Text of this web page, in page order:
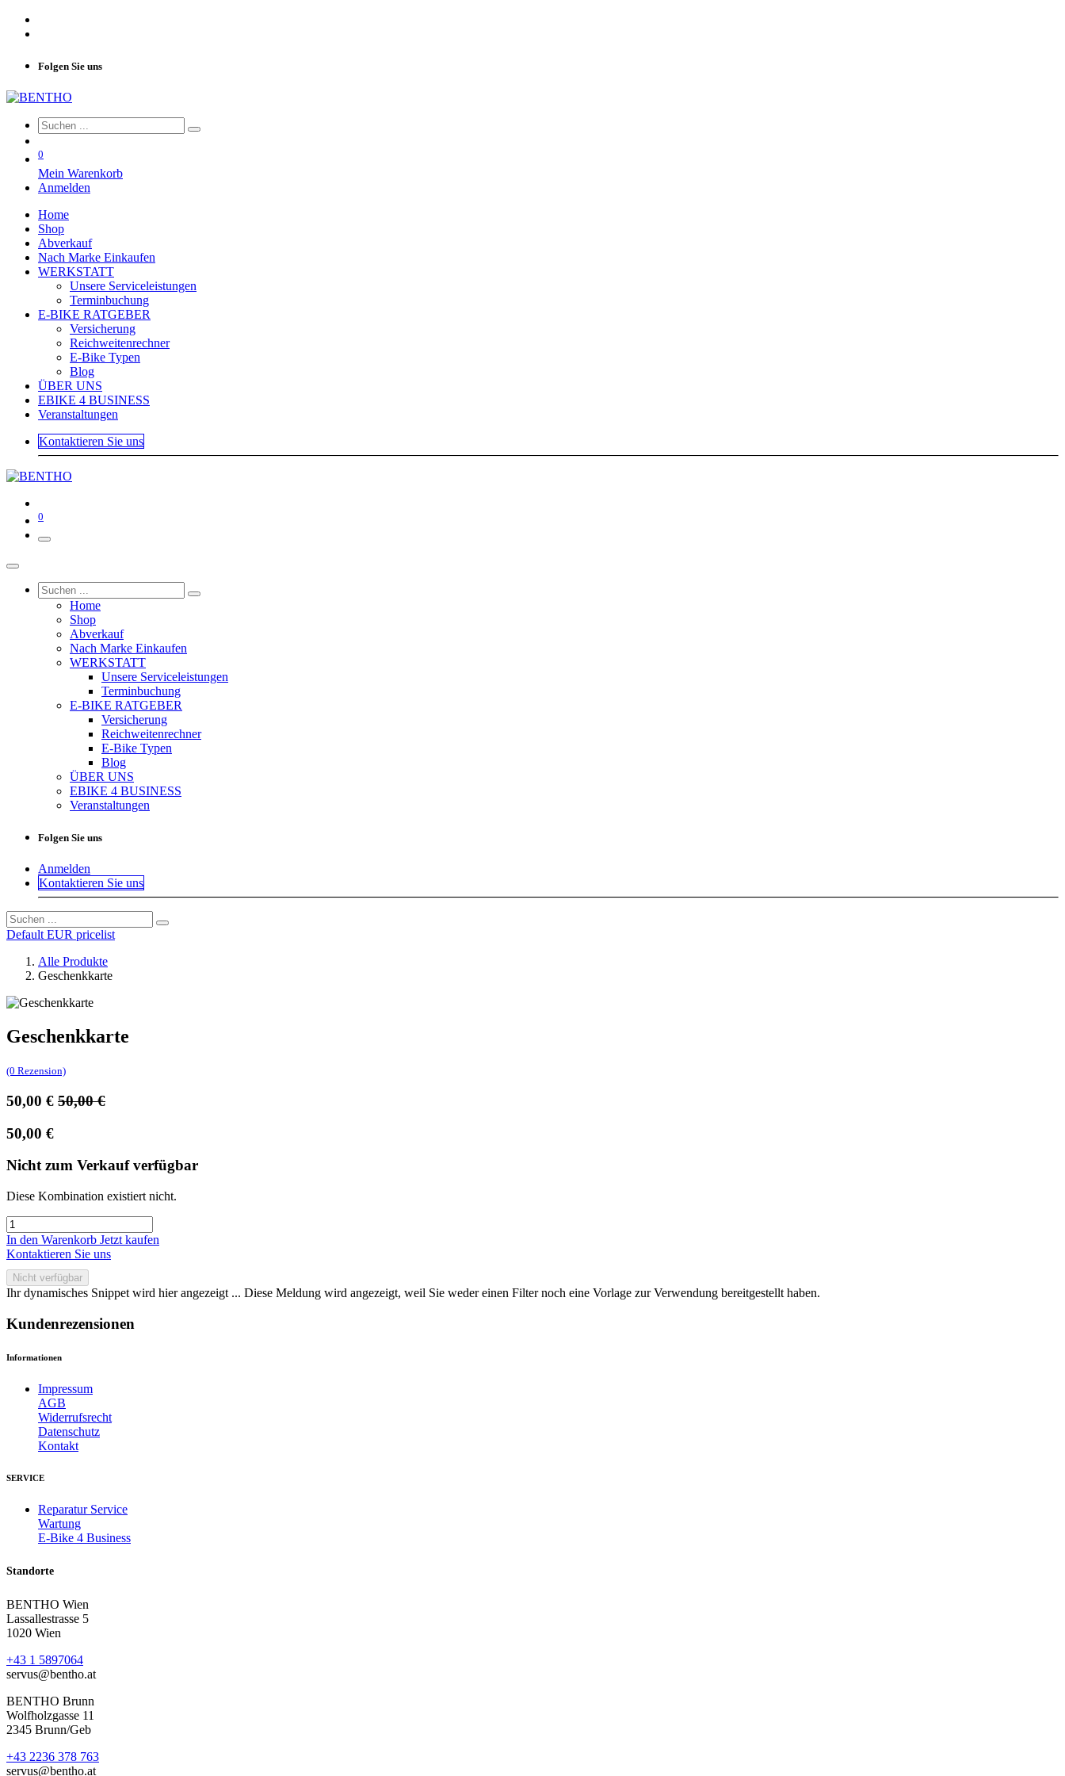
Folgen Sie uns
0
Mein Warenkorb
Anmelden
Home
Shop
Abverkauf
Nach Marke Einkaufen
WERKSTATT
Unsere Serviceleistungen
Terminbuchung
E-BIKE RATGEBER
Versicherung
Reichweitenrechner
E-Bike Typen
Blog
ÜBER UNS
EBIKE 4 BUSINESS
Veranstaltungen
Kontaktieren Sie uns
0
Home
Shop
Abverkauf
Nach Marke Einkaufen
WERKSTATT
Unsere Serviceleistungen
Terminbuchung
E-BIKE RATGEBER
Versicherung
Reichweitenrechner
E-Bike Typen
Blog
ÜBER UNS
EBIKE 4 BUSINESS
Veranstaltungen
Folgen Sie uns
Anmelden
Kontaktieren Sie uns
Default EUR pricelist
Alle Produkte
Geschenkkarte
Geschenkkarte
(0 Rezension)
50,00 € 50,00€
50,00 €
Nicht zum Verkauf verfügbar
Diese Kombination existiert nicht.
In den Warenkorb Jetzt kaufen
Kontaktieren Sie uns
Nicht verfügbar
Ihr dynamisches Snippet wird hier angezeigt ... Diese Meldung wird angezeigt, weil Sie weder einen Filter noch eine Vorlage zur Verwendung bereitgestellt haben.
Kundenrezensionen
Informationen
Impressum
AGB
Widerrufsrecht
Datenschutz
Kontakt
SERVICE
Reparatur Service
Wartung
E-Bike 4 Business
Standorte
BENTHO Wien
Lassallestrasse 5
1020 Wien
+43 1 5897064
servus@bentho.at
BENTHO Brunn
Wolfholzgasse 11
2345 Brunn/Geb
+43 2236 378 763
servus@bentho.at